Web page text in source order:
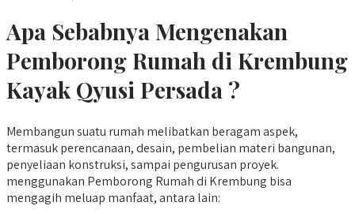
Apa Sebabnya Mengenakan
Pemborong Rumah di Krembung
Kayak Qyusi Persada ?
Membangun suatu rumah melibatkan beragam aspek,
termasuk perencanaan, desain, pembelian materi bangunan,
penyeliaan konstruksi, sampai pengurusan proyek.
menggunakan Pemborong Rumah di Krembung bisa
mengagih meluap manfaat, antara lain: